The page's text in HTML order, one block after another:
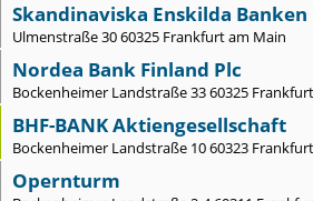
Skandinaviska Enskilda Banken
Ulmenstraße 30 60325 Frankfurt am Main
Nordea Bank Finland Plc
Bockenheimer Landstraße 33 60325
BHF-BANK Aktiengesellschaft
Bockenheimer Landstraße 10 60323
Opernturm